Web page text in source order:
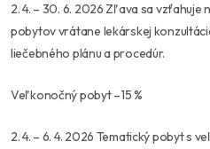
2. 4. – 30. 6. 2026 Zľava sa vzťahuje
pobytov vrátane lekárskej
liečebného plánu a procedúr.
Veľkonočný pobyt –15 %
2. 4. – 6. 4. 2026 Tematický pobyt s